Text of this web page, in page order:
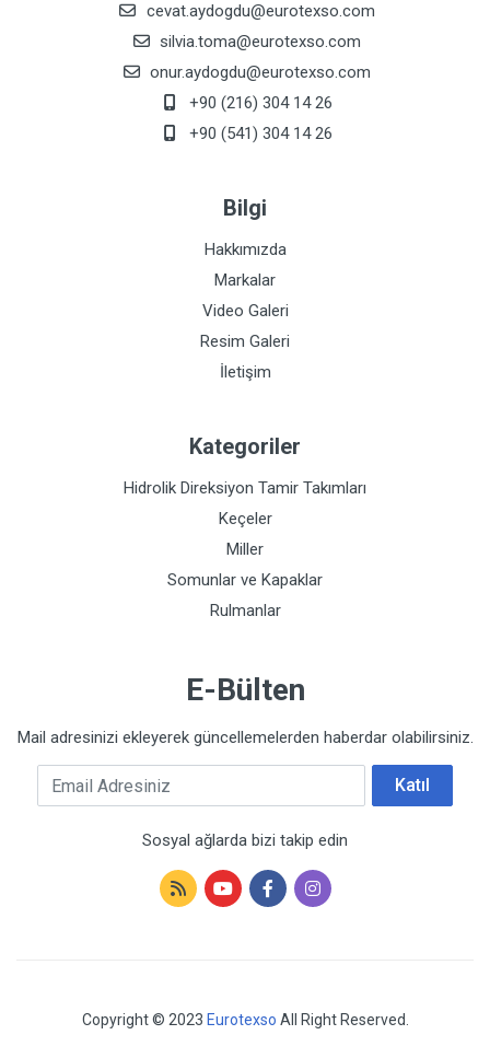
cevat.aydogdu@eurotexso.com
silvia.toma@eurotexso.com
onur.aydogdu@eurotexso.com
+90 (216) 304 14 26
+90 (541) 304 14 26
Bilgi
Hakkımızda
Markalar
Video Galeri
Resim Galeri
İletişim
Kategoriler
Hidrolik Direksiyon Tamir Takımları
Keçeler
Miller
Somunlar ve Kapaklar
Rulmanlar
E-Bülten
Mail adresinizi ekleyerek güncellemelerden haberdar olabilirsiniz.
Email Adresiniz Katıl
Sosyal ağlarda bizi takip edin
Copyright © 2023 Eurotexso All Right Reserved.